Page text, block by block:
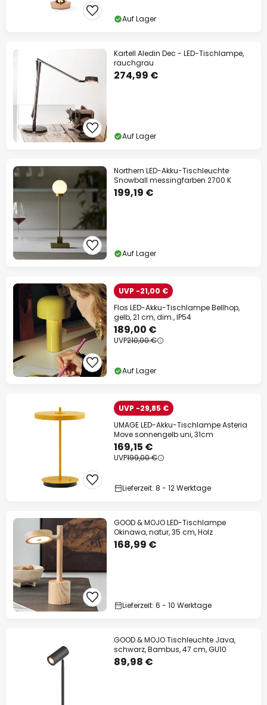
Auf Lager
Kartell Aledin Dec - LED-Tischlampe,
rauchgrau
274,99 €
Auf Lager
Northern LED-Akku-Tischleuchte
Snowball messingfarben 2700 K
199,19 €
Auf Lager
UVP -21,00 €
Flos LED-Akku-Tischlampe Bellhop,
gelb, 21 cm, dim., IP54
189,00 €
UVP210,00 €
Auf Lager
UVP -29,85 €
UMAGE LED-Akku-Tischlampe Asteria
Move sonnengelb uni, 31cm
169,15 €
UVP199,00 €
Lieferzeit: 8 - 12 Werktage
GOOD & MOJO LED-Tischlampe
Okinawa, natur, 35 cm, Holz
168,99 €
Lieferzeit: 6 - 10 Werktage
GOOD & MOJO Tischleuchte Java,
schwarz, Bambus, 47 cm, GU10
89,98 €